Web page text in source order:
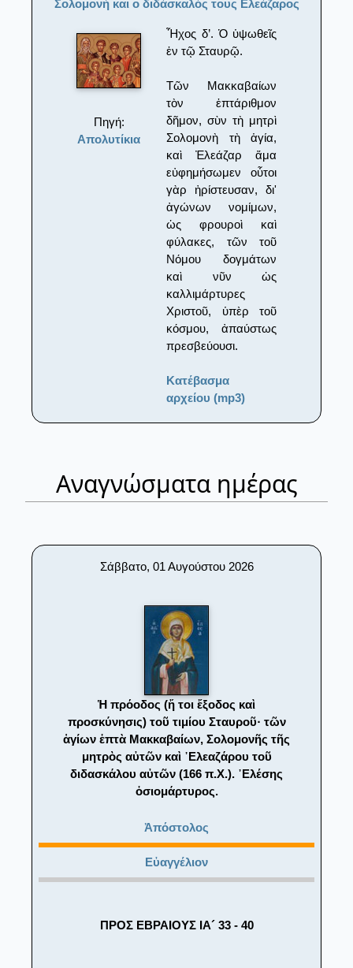
Σολομονή και ο διδάσκαλός τους Ελεάζαρος
Πηγή:
Απολυτίκια
Ἦχος δ’. Ὁ ὑψωθεῖς
ἐν τῷ Σταυρῷ.
Τῶν Μακκαβαίων
τὸν ἐπτάριθμον
δῆμον, σὺν τὴ μητρὶ
Σολομονὴ τὴ ἁγία,
καὶ Ἐλεάζαρ ἅμα
εὐφημήσωμεν οὗτοι
γὰρ ἠρίστευσαν, δι'
ἀγώνων νομίμων,
ὡς φρουροὶ καὶ
φύλακες, τῶν τοῦ
Νόμου δογμάτων
καὶ νῦν ὡς
καλλιμάρτυρες
Χριστοῦ, ὑπὲρ τοῦ
κόσμου, ἀπαύστως
πρεσβεύουσι.
Κατέβασμα
αρχείου (mp3)
Αναγνώσματα ημέρας
Σάββατο, 01 Αυγούστου 2026
Ἡ πρόοδος (ἤ τοι ἔξοδος καὶ
προσκύνησις) τοῦ τιμίου Σταυροῦ· τῶν
ἁγίων ἑπτὰ Μακκαβαίων, Σολομονῆς τῆς
μητρὸς αὐτῶν καὶ ᾿Ελεαζάρου τοῦ
διδασκάλου αὐτῶν (166 π.Χ.). ᾿Ελέσης
ὁσιομάρτυρος.
Ἀπόστολος
Εὐαγγέλιον
ΠΡΟΣ ΕΒΡΑΙΟΥΣ ΙΑ´ 33 - 40